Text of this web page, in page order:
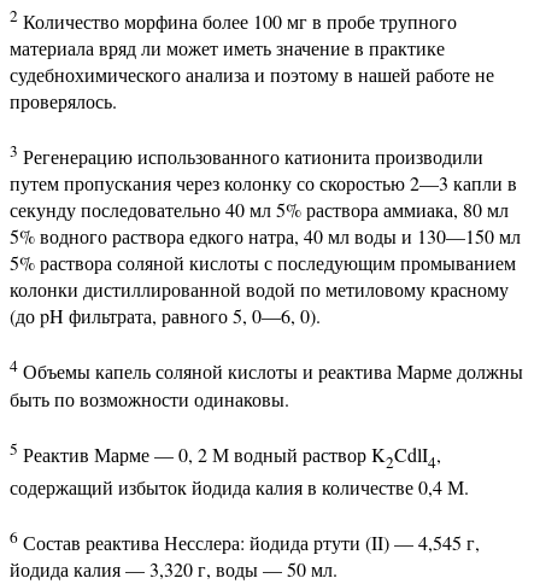
2 Количество морфина более 100 мг в пробе трупного
материала вряд ли может иметь значение в практике
судебнохимического анализа и поэтому в нашей работе не
проверялось.
3 Регенерацию использованного катионита производили
путем пропускания через колонку со скоростью 2—3 капли в
секунду последовательно 40 мл 5% раствора аммиака, 80 мл
5% водного раствора едкого натра, 40 мл воды и 130—150 мл
5% раствора соляной кислоты с последующим промыванием
колонки дистиллированной водой по метиловому красному
(до pH фильтрата, равного 5, 0—6, 0).
4 Объемы капель соляной кислоты и реактива Марме должны
быть по возможности одинаковы.
5 Реактив Марме — 0, 2 М водный раствор K2CdlI4,
содержащий избыток йодида калия в количестве 0,4 М.
6 Состав реактива Несслера: йодида ртути (II) — 4,545 г,
йодида калия — 3,320 г, воды — 50 мл.